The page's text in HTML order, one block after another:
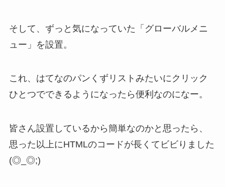
そして、ずっと気になっていた「グローバルメニ
ュー」を設置。
これ、はてなのパンくずリストみたいにクリック
ひとつでできるようになったら便利なのになー。
皆さん設置しているから簡単なのかと思ったら、
思った以上にHTMLのコードが長くてビビりました
(◎_◎;)